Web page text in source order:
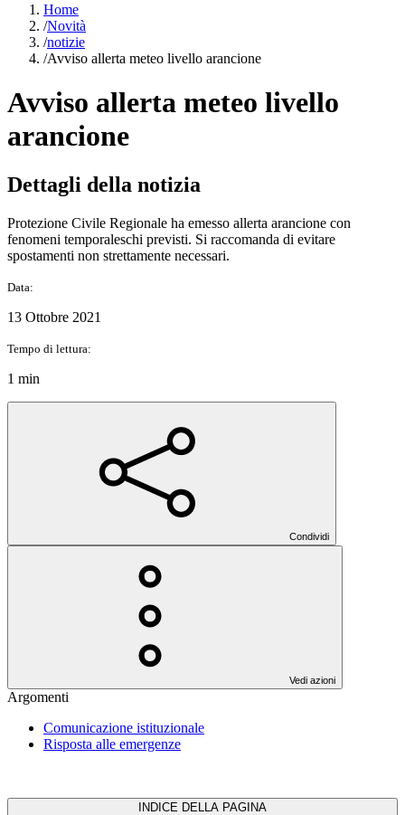
Home
/Novità
/notizie
/Avviso allerta meteo livello arancione
Avviso allerta meteo livello
arancione
Dettagli della notizia
Protezione Civile Regionale ha emesso allerta arancione con
fenomeni temporaleschi previsti. Si raccomanda di evitare
spostamenti non strettamente necessari.
Data:
13 Ottobre 2021
Tempo di lettura:
1 min
Condividi
Vedi azioni
Argomenti
Comunicazione istituzionale
Risposta alle emergenze
INDICE DELLA PAGINA